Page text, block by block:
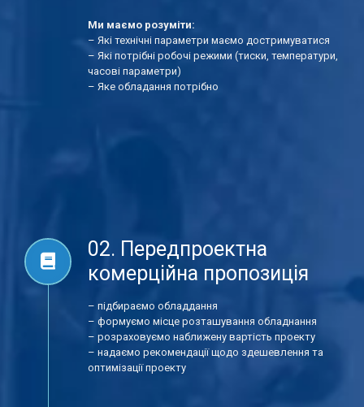
Ми маємо розуміти:
– Які технічні параметри маємо достримуватися
– Які потрібні робочі режими (тиски, температури,
часові параметри)
– Яке обладання потрібно
02. Передпроектна
комерційна пропозиція
– підбираємо обладдання
– формуємо місце розташування обладнання
– розраховуємо наближену вартість проекту
– надаємо рекомендації щодо здешевлення та
оптимізації проекту